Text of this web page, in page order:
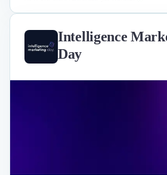
Intelligence
Day